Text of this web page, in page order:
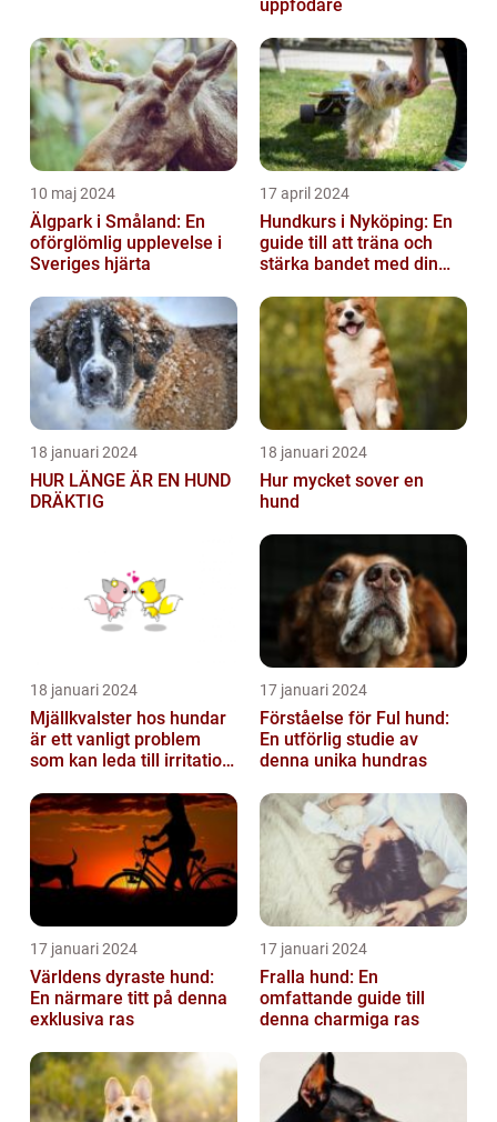
uppfödare
10 maj 2024
Älgpark i Småland: En
oförglömlig upplevelse i
Sveriges hjärta
17 april 2024
Hundkurs i Nyköping: En
guide till att träna och
stärka bandet med din
18 januari 2024
HUR LÄNGE ÄR EN HUND
DRÄKTIG
18 januari 2024
Hur mycket sover en
hund
18 januari 2024
Mjällkvalster hos hundar
är ett vanligt problem
som kan leda till irritation
hun...
17 januari 2024
Förståelse för Ful hund:
En utförlig studie av
denna unika hundras
17 januari 2024
Världens dyraste hund:
En närmare titt på denna
exklusiva ras
17 januari 2024
Fralla hund: En
omfattande guide till
denna charmiga ras